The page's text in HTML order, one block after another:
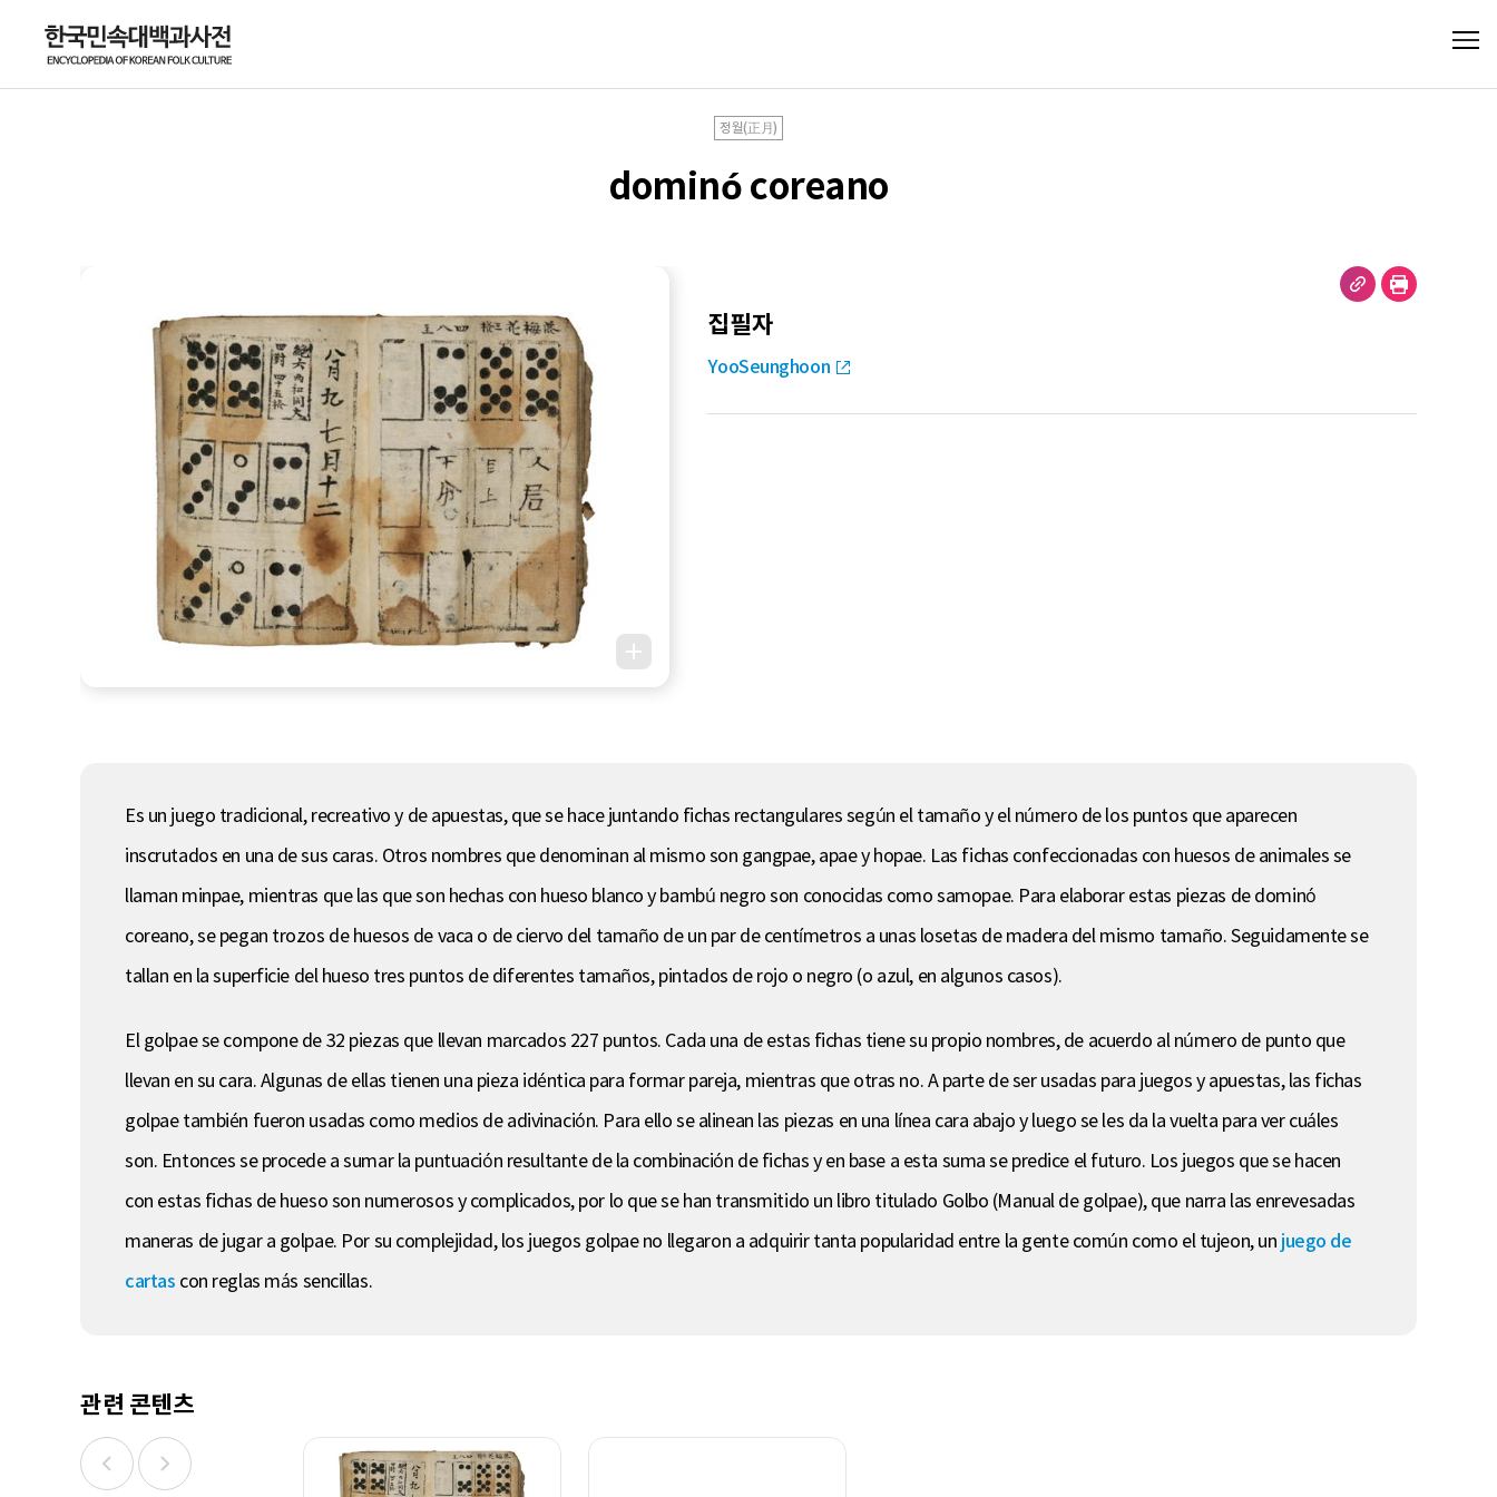
정월(正月)
dominó coreano
집필자
YooSeunghoon
Es un juego tradicional, recreativo y de apuestas, que se hace juntando fichas rectangulares según el tamaño y el número de los puntos que aparecen
inscrutados en una de sus caras. Otros nombres que denominan al mismo son gangpae, apae y hopae. Las fichas confeccionadas con huesos de animales se
llaman minpae, mientras que las que son hechas con hueso blanco y bambú negro son conocidas como samopae. Para elaborar estas piezas de dominó
coreano, se pegan trozos de huesos de vaca o de ciervo del tamaño de un par de centímetros a unas losetas de madera del mismo tamaño. Seguidamente se
tallan en la superficie del hueso tres puntos de diferentes tamaños, pintados de rojo o negro (o azul, en algunos casos).
El golpae se compone de 32 piezas que llevan marcados 227 puntos. Cada una de estas fichas tiene su propio nombres, de acuerdo al número de punto que
llevan en su cara. Algunas de ellas tienen una pieza idéntica para formar pareja, mientras que otras no. A parte de ser usadas para juegos y apuestas, las fichas
golpae también fueron usadas como medios de adivinación. Para ello se alinean las piezas en una línea cara abajo y luego se les da la vuelta para ver cuáles
son. Entonces se procede a sumar la puntuación resultante de la combinación de fichas y en base a esta suma se predice el futuro. Los juegos que se hacen
con estas fichas de hueso son numerosos y complicados, por lo que se han transmitido un libro titulado Golbo (Manual de golpae), que narra las enrevesadas
maneras de jugar a golpae. Por su complejidad, los juegos golpae no llegaron a adquirir tanta popularidad entre la gente común como el tujeon, un juego de
cartas con reglas más sencillas.
관련 콘텐츠